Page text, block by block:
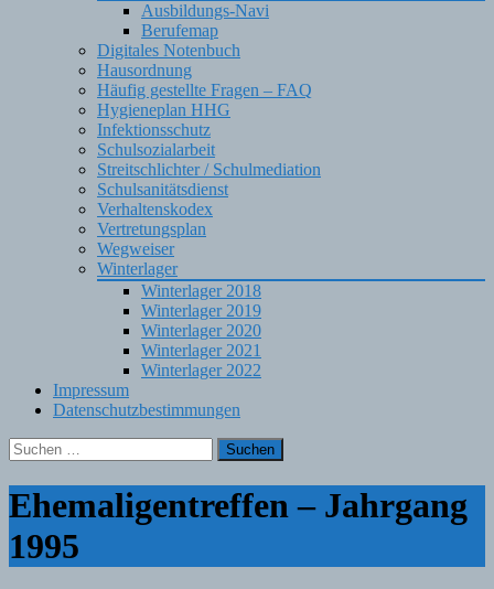
Ausbildungs-Navi
Berufemap
Digitales Notenbuch
Hausordnung
Häufig gestellte Fragen – FAQ
Hygieneplan HHG
Infektionsschutz
Schulsozialarbeit
Streitschlichter / Schulmediation
Schulsanitätsdienst
Verhaltenskodex
Vertretungsplan
Wegweiser
Winterlager
Winterlager 2018
Winterlager 2019
Winterlager 2020
Winterlager 2021
Winterlager 2022
Impressum
Datenschutzbestimmungen
Suchen
nach:
Ehemaligentreffen – Jahrgang
1995